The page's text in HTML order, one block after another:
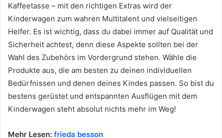
Kaffeetasse – mit den richtigen Extras wird der
Kinderwagen zum wahren Multitalent und vielseitigen
Helfer. Es ist wichtig, dass du dabei immer auf Qualität und
Sicherheit achtest, denn diese Aspekte sollten bei der
Wahl des Zubehörs im Vordergrund stehen. Wähle die
Produkte aus, die am besten zu deinen individuellen
Bedürfnissen und denen deines Kindes passen. So bist du
bestens gerüstet und entspannten Ausflügen mit dem
Kinderwagen steht absolut nichts mehr im Weg!
Mehr Lesen: frieda besson